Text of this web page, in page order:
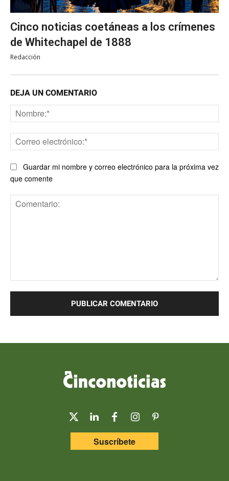
Cinco noticias coetáneas a los crímenes
de Whitechapel de 1888
Redacción
DEJA UN COMENTARIO
Guardar mi nombre y correo electrónico para la próxima vez
que comente
Suscríbete